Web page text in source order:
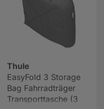
Thule
EasyFold 3 Storage
Bag Fahrradträger
Transporttasche (3